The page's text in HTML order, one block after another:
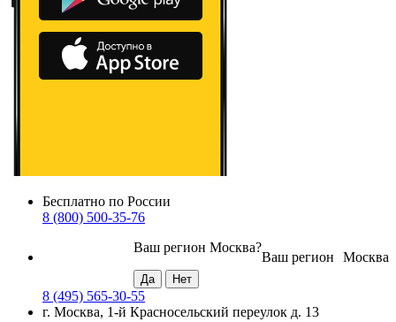
Бесплатно по России
8 (800) 500-35-76
Москва
Ваш регион
Ваш регион Москва?
8 (495) 565-30-55
г. Москва, 1-й Красносельский переулок д. 13